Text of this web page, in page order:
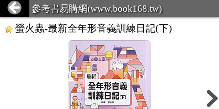
參考書易購網(www.book168.tw)
螢火蟲-最新全年形音義訓練日記(下)